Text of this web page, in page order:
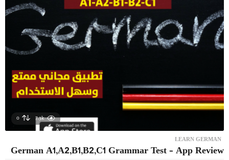
7.3k
0
LEARN GERMAN
German A1,A2,B1,B2,C1 Grammar Test – App Review